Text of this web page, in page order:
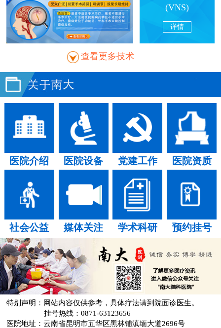
(VNS)
详情
查看更多技术
医院介绍 医院设备 党建工作 医院资质
社会公益 媒体关注 学术科研 预约挂号
特别声明：网站内容仅供参考，具体疗法请到院面诊医生。
挂号热线：0871-63123656
医院地址：云南省昆明市五华区黑林铺滇缅大道2696号